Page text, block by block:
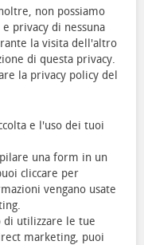
non possiamo
privacy di nessuna
la visita dell'altro
di questa privacy.
la privacy policy del
e l'uso dei tuoi
una form in un
cliccare per
vengano usate
di utilizzare le tue
marketing, puoi